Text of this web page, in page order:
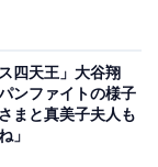
四天王」大谷翔
ンファイトの様子
まと真美子夫人も
」